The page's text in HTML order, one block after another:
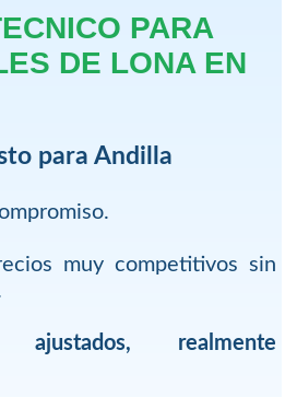
PARA
DE LONA EN
para Andilla
muy competitivos sin
realmente